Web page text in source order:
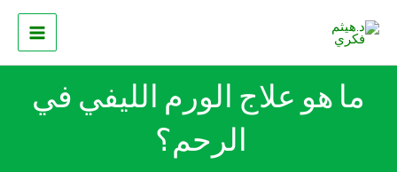
ما هو علاج الورم الليفي في
الرحم؟